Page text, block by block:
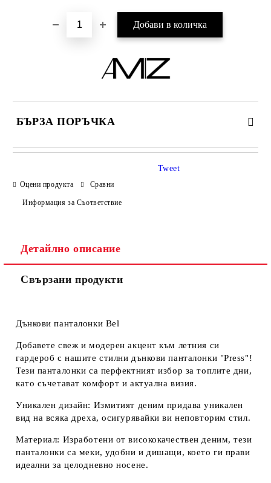
БЪРЗА ПОРЪЧКА
САМО ПОПЪЛНЕТЕ 2 ПОЛЕТА
Оцени продукта Сравни
Информация за Съответствие
Tweet
Детайлно описание
Свързани продукти
Дънкови панталонки Bel
Добавете свеж и модерен акцент към летния си
гардероб с нашите стилни дънкови панталонки "Press"!
Тези панталонки са перфектният избор за топлите дни,
като съчетават комфорт и актуална визия.
Уникален дизайн: Измитият деним придава уникален
вид на всяка дреха, осигурявайки ви неповторим стил.
Материал: Изработени от висококачествен деним, тези
панталонки са меки, удобни и дишащи, което ги прави
идеални за целодневно носене.